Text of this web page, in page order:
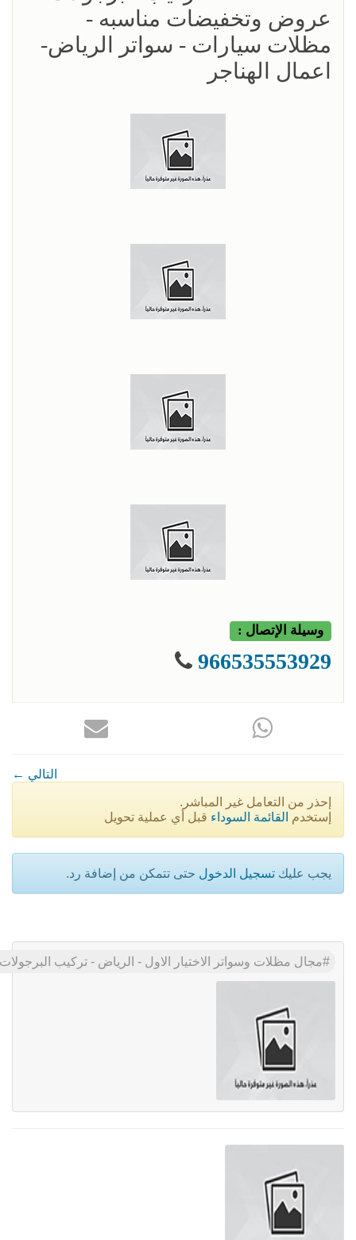
عروض وتخفيضات مناسبه -
مظلات سيارات - سواتر الرياض-
اعمال الهناجر
وسيلة الإتصال :
966535553929
← التالي
إحذر من التعامل غير المباشر.
إستخدم القائمة السوداء قبل أي عملية تحويل
يجب عليك تسجيل الدخول حتى تتمكن من إضافة رد.
مجال مظلات وسواتر الاختيار الاول - الرياض - تركيب